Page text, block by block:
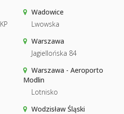
Wadowice
Lwowska
Warszawa
Jagiellońska 84
Warszawa - Aeroporto
Modlin
Lotnisko
Wodzisław Śląski